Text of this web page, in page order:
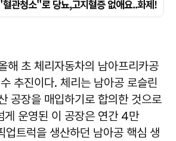
해 초 체리자동차의 남아프리카공
추진이다. 체리는 남아공 로슬린
공장을 매입하기로 합의한 것으로
운영된 이 공장은 연간 4만
트럭을 생산하던 남아공 핵심 생